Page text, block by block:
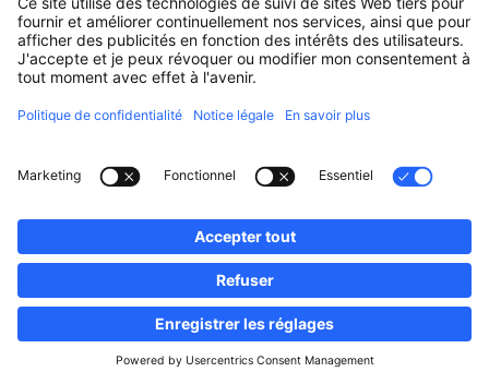
Professionnels, devenez membres!
Notice Légale